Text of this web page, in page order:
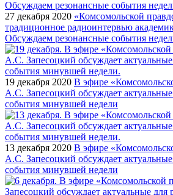
27 декабря 2020 «Комсомольской
традиционное радиоинтервью
Обсуждаем резонансные события
19 декабря 2020 В эфире
А.С. Запесоцкий обсуждает
события минувшей недели
13 декабря 2020 В эфире
А.С. Запесоцкий обсуждает
события минувшей недели